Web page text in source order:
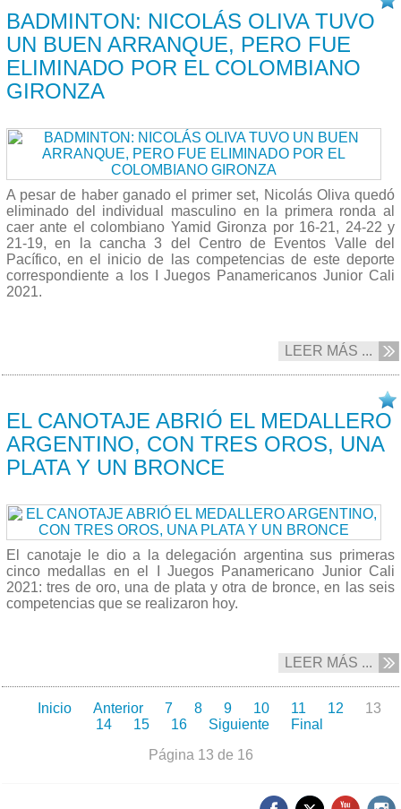
BADMINTON: NICOLÁS OLIVA TUVO
UN BUEN ARRANQUE, PERO FUE
ELIMINADO POR EL COLOMBIANO
GIRONZA
A pesar de haber ganado el primer set, Nicolás Oliva quedó
eliminado del individual masculino en la primera ronda al
caer ante el colombiano Yamid Gironza por 16-21, 24-22 y
21-19, en la cancha 3 del Centro de Eventos Valle del
Pacífico, en el inicio de las competencias de este deporte
correspondiente a los
I Juegos Panamericanos Junior Cali
2021.
LEER MÁS ...
EL CANOTAJE ABRIÓ EL MEDALLERO
ARGENTINO, CON TRES OROS, UNA
PLATA Y UN BRONCE
El canotaje le dio a la delegación argentina sus primeras
cinco medallas en el I Juegos Panamericano Junior Cali
2021: tres de oro, una de plata y otra de bronce, en las seis
competencias que se realizaron hoy.
LEER MÁS ...
Inicio Anterior 7 8 9 10 11 12
13
14
15 16 Siguiente
Final
Página 13 de 16